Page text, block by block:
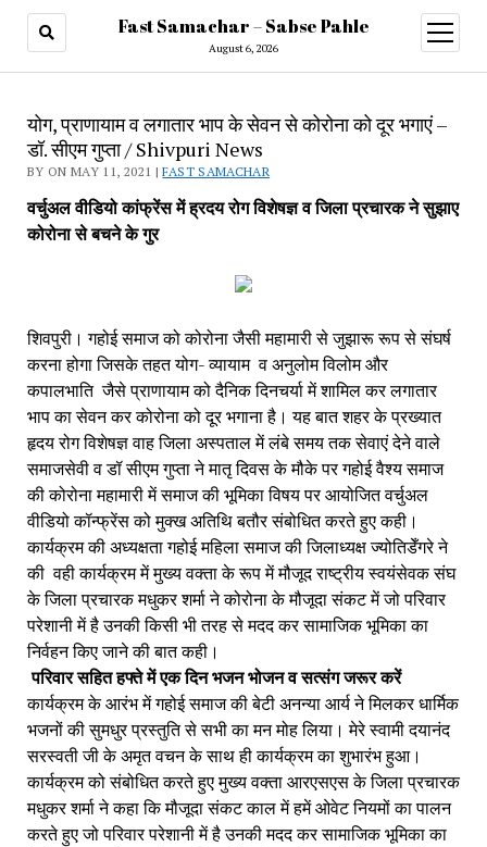
Fast Samachar – Sabse Pahle
August 6, 2026
open
menu
योग, प्राणायाम व लगातार भाप के सेवन से कोरोना को दूर भगाएं –
डॉ. सीएम गुप्ता / Shivpuri News
BY ON MAY 11, 2021 |FAST SAMACHAR
वर्चुअल वीडियो कांफ्रेंस में ह्रदय रोग विशेषज्ञ व जिला प्रचारक ने सुझाए
कोरोना से बचने के गुर
शिवपुरी। गहोई समाज को कोरोना जैसी महामारी से जुझारू रूप से संघर्ष
करना होगा जिसके तहत योग- व्यायाम  व अनुलोम विलोम और
कपालभाति  जैसे प्राणायाम को दैनिक दिनचर्या में शामिल कर लगातार
भाप का सेवन कर कोरोना को दूर भगाना है। यह बात शहर के प्रख्यात
हृदय रोग विशेषज्ञ वाह जिला अस्पताल में लंबे समय तक सेवाएं देने वाले
समाजसेवी व डॉ सीएम गुप्ता ने मातृ दिवस के मौके पर गहोई वैश्य समाज
की कोरोना महामारी में समाज की भूमिका विषय पर आयोजित वर्चुअल
वीडियो कॉन्फ्रेंस को मुक्ख अतिथि बतौर संबोधित करते हुए कही।
कार्यक्रम की अध्यक्षता गहोई महिला समाज की जिलाध्यक्ष ज्योतिडेँगरे ने
की  वही कार्यक्रम में मुख्य वक्ता के रूप में मौजूद राष्ट्रीय स्वयंसेवक संघ
के जिला प्रचारक मधुकर शर्मा ने कोरोना के मौजूदा संकट में जो परिवार
परेशानी में है उनकी किसी भी तरह से मदद कर सामाजिक भूमिका का
निर्वहन किए जाने की बात कही।
परिवार सहित हफ्ते में एक दिन भजन भोजन व सत्संग जरूर करें
कार्यक्रम के आरंभ में गहोई समाज की बेटी अनन्या आर्य ने मिलकर धार्मिक
भजनों की सुमधुर प्रस्तुति से सभी का मन मोह लिया। मेरे स्वामी दयानंद
सरस्वती जी के अमृत वचन के साथ ही कार्यक्रम का शुभारंभ हुआ।
कार्यक्रम को संबोधित करते हुए मुख्य वक्ता आरएसएस के जिला प्रचारक
मधुकर शर्मा ने कहा कि मौजूदा संकट काल में हमें ओवेट नियमों का पालन
करते हुए जो परिवार परेशानी में है उनकी मदद कर सामाजिक भूमिका का